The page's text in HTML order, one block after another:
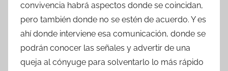
convivencia habrá aspectos donde se coincidan,
pero también donde no se estén de acuerdo. Y es
ahí donde interviene esa comunicación, donde se
podrán conocer las señales y advertir de una
queja al cónyuge para solventarlo lo más rápido